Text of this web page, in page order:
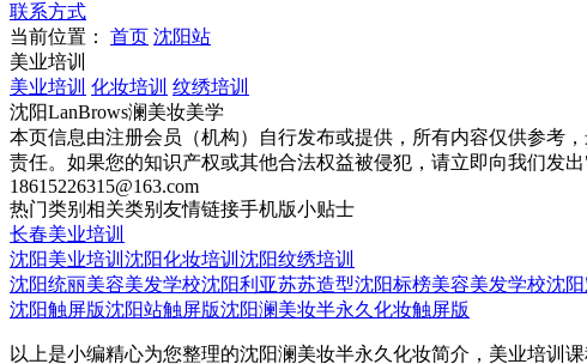
联系方式
当前位置：
首页 沈阳站
美业培训
美业培训 化妆培训 纹绣培训
沈阳LanBrows澜美妆美学
本页信息由注册会员（机构）自行发布或提供，所有内容仅供参考
责任。如果您的知识产权或其他合法权益被侵犯，请立即向我们发
18615226315@163.com
热门类别 相关类别 友情链接手机版小贴士
长春美业培训
沈阳美业培训 沈阳化妆培训 沈阳纹绣培训
沈阳统丽美容美发学校沈阳利亚苏苏造型沈阳标榜美容美发学校沈阳
沈阳触屏版沈阳站触屏版沈阳澜美妆半永久化妆触屏版
以上是小编精心为您整理的沈阳澜美妆半永久化妆简介，美业培训